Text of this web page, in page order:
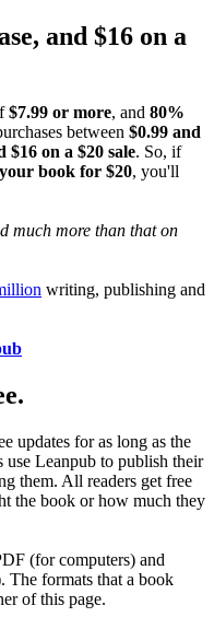
and $16 on a
$7.99 or more, and 80%
between $0.99 and
$16 on a $20 sale. So, if
book for $20, you'll
much more than that on
writing, publishing and
updates for as long as the
use Leanpub to publish their
them. All readers get free
the book or how much they
(for computers) and
The formats that a book
of this page.